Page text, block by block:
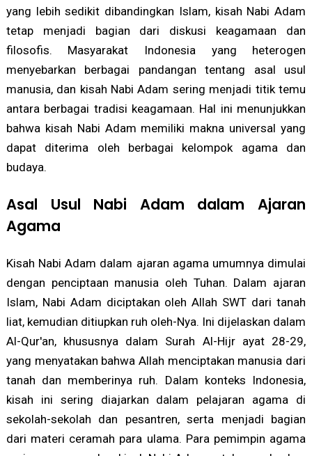
yang lebih sedikit dibandingkan Islam, kisah Nabi Adam
tetap menjadi bagian dari diskusi keagamaan dan
filosofis. Masyarakat Indonesia yang heterogen
menyebarkan berbagai pandangan tentang asal usul
manusia, dan kisah Nabi Adam sering menjadi titik temu
antara berbagai tradisi keagamaan. Hal ini menunjukkan
bahwa kisah Nabi Adam memiliki makna universal yang
dapat diterima oleh berbagai kelompok agama dan
budaya.
Asal Usul Nabi Adam dalam Ajaran
Agama
Kisah Nabi Adam dalam ajaran agama umumnya dimulai
dengan penciptaan manusia oleh Tuhan. Dalam ajaran
Islam, Nabi Adam diciptakan oleh Allah SWT dari tanah
liat, kemudian ditiupkan ruh oleh-Nya. Ini dijelaskan dalam
Al-Qur'an, khususnya dalam Surah Al-Hijr ayat 28-29,
yang menyatakan bahwa Allah menciptakan manusia dari
tanah dan memberinya ruh. Dalam konteks Indonesia,
kisah ini sering diajarkan dalam pelajaran agama di
sekolah-sekolah dan pesantren, serta menjadi bagian
dari materi ceramah para ulama. Para pemimpin agama